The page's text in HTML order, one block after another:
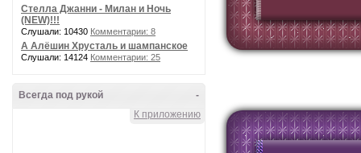
Стелла Джанни - Милан и Ночь
(NEW)!!!
Слушали: 10430 Комментарии: 8
А Алёшин Хрусталь и шампанское
Слушали: 14124 Комментарии: 25
-
Всегда под рукой
К приложению